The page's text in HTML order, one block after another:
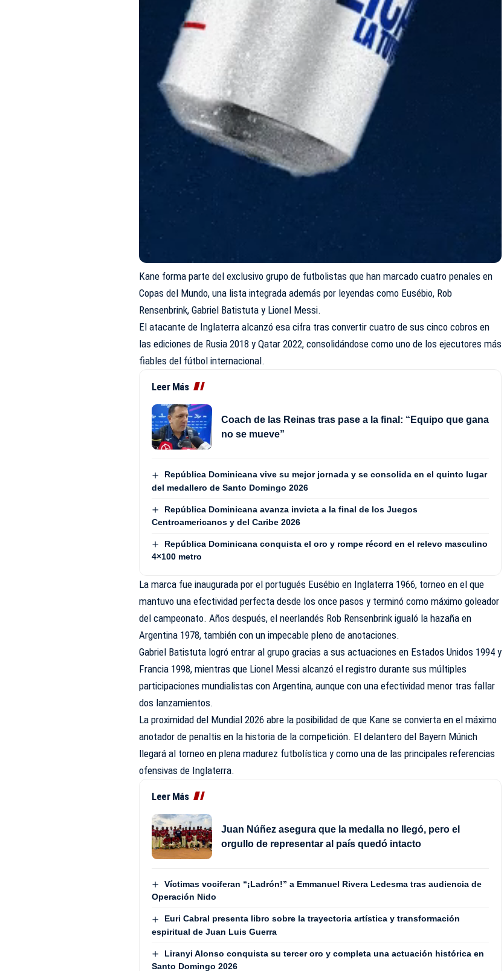
Kane forma parte del exclusivo grupo de futbolistas que han marcado cuatro penales en
Copas del Mundo, una lista integrada además por leyendas como Eusébio, Rob
Rensenbrink, Gabriel Batistuta y Lionel Messi.
El atacante de Inglaterra alcanzó esa cifra tras convertir cuatro de sus cinco cobros en
las ediciones de Rusia 2018 y Qatar 2022, consolidándose como uno de los ejecutores más
fiables del fútbol internacional.
Leer Más
Coach de las Reinas tras pase a la final: “Equipo que gana
no se mueve”
República Dominicana vive su mejor jornada y se consolida en el quinto lugar
del medallero de Santo Domingo 2026
República Dominicana avanza invicta a la final de los Juegos
Centroamericanos y del Caribe 2026
República Dominicana conquista el oro y rompe récord en el relevo masculino
4×100 metro
La marca fue inaugurada por el portugués Eusébio en Inglaterra 1966, torneo en el que
mantuvo una efectividad perfecta desde los once pasos y terminó como máximo goleador
del campeonato. Años después, el neerlandés Rob Rensenbrink igualó la hazaña en
Argentina 1978, también con un impecable pleno de anotaciones.
Gabriel Batistuta logró entrar al grupo gracias a sus actuaciones en Estados Unidos 1994 y
Francia 1998, mientras que Lionel Messi alcanzó el registro durante sus múltiples
participaciones mundialistas con Argentina, aunque con una efectividad menor tras fallar
dos lanzamientos.
La proximidad del Mundial 2026 abre la posibilidad de que Kane se convierta en el máximo
anotador de penaltis en la historia de la competición. El delantero del Bayern Múnich
llegará al torneo en plena madurez futbolística y como una de las principales referencias
ofensivas de Inglaterra.
Leer Más
Juan Núñez asegura que la medalla no llegó, pero el
orgullo de representar al país quedó intacto
Víctimas vociferan “¡Ladrón!” a Emmanuel Rivera Ledesma tras audiencia de
Operación Nido
Euri Cabral presenta libro sobre la trayectoria artística y transformación
espiritual de Juan Luis Guerra
Liranyi Alonso conquista su tercer oro y completa una actuación histórica en
Santo Domingo 2026